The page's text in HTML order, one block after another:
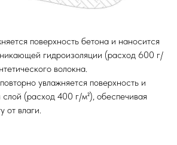
поверхность бетона и наносится
гидроизоляции (расход 600 г/
волокна.
увлажняется поверхность и
слой (расход 400 г/м²), обеспечивая
от влаги.